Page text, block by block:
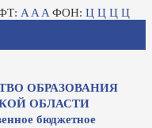
A A A ФОН: Ц Ц Ц Ц
ОБРАЗОВАНИЯ
ОБЛАСТИ
бюджетное